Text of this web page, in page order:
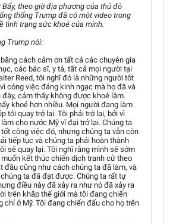
theo giờ địa phương của thủ đô
thống Trump đã có một video trong
tình trạng sức khoẻ của mình.
Trump nói:
cách cảm ơn tất cả các chuyên gia
các bác sĩ, y tá, tất cả mọi người tại
Reed, tôi nghĩ đó là những người tốt
công việc đáng kinh ngạc mà họ đã và
cảm thấy không được khoẻ lắm.
khoẻ hơn nhiều. Mọi người đang làm
tôi quay trở lại. Tôi phải trở lại, bởi vì
cho nước Mỹ vĩ đại trở lại. Chúng ta
công việc đó, nhưng chúng ta vẫn còn
tiếp tục và chúng ta phải hoàn thành
sẽ quay lại. Tôi nghĩ rằng mình sẽ sớm
kết thúc chiến dịch tranh cử theo
đầu cũng như cách chúng ta đã làm, và
ta đã đạt được. Chúng ta rất tự
điều này đã xảy ra như nó đã xảy ra
trên khắp thế giới mà tôi đang chiến
chỉ ở Mỹ. Tôi đang chiến đấu cho họ trên